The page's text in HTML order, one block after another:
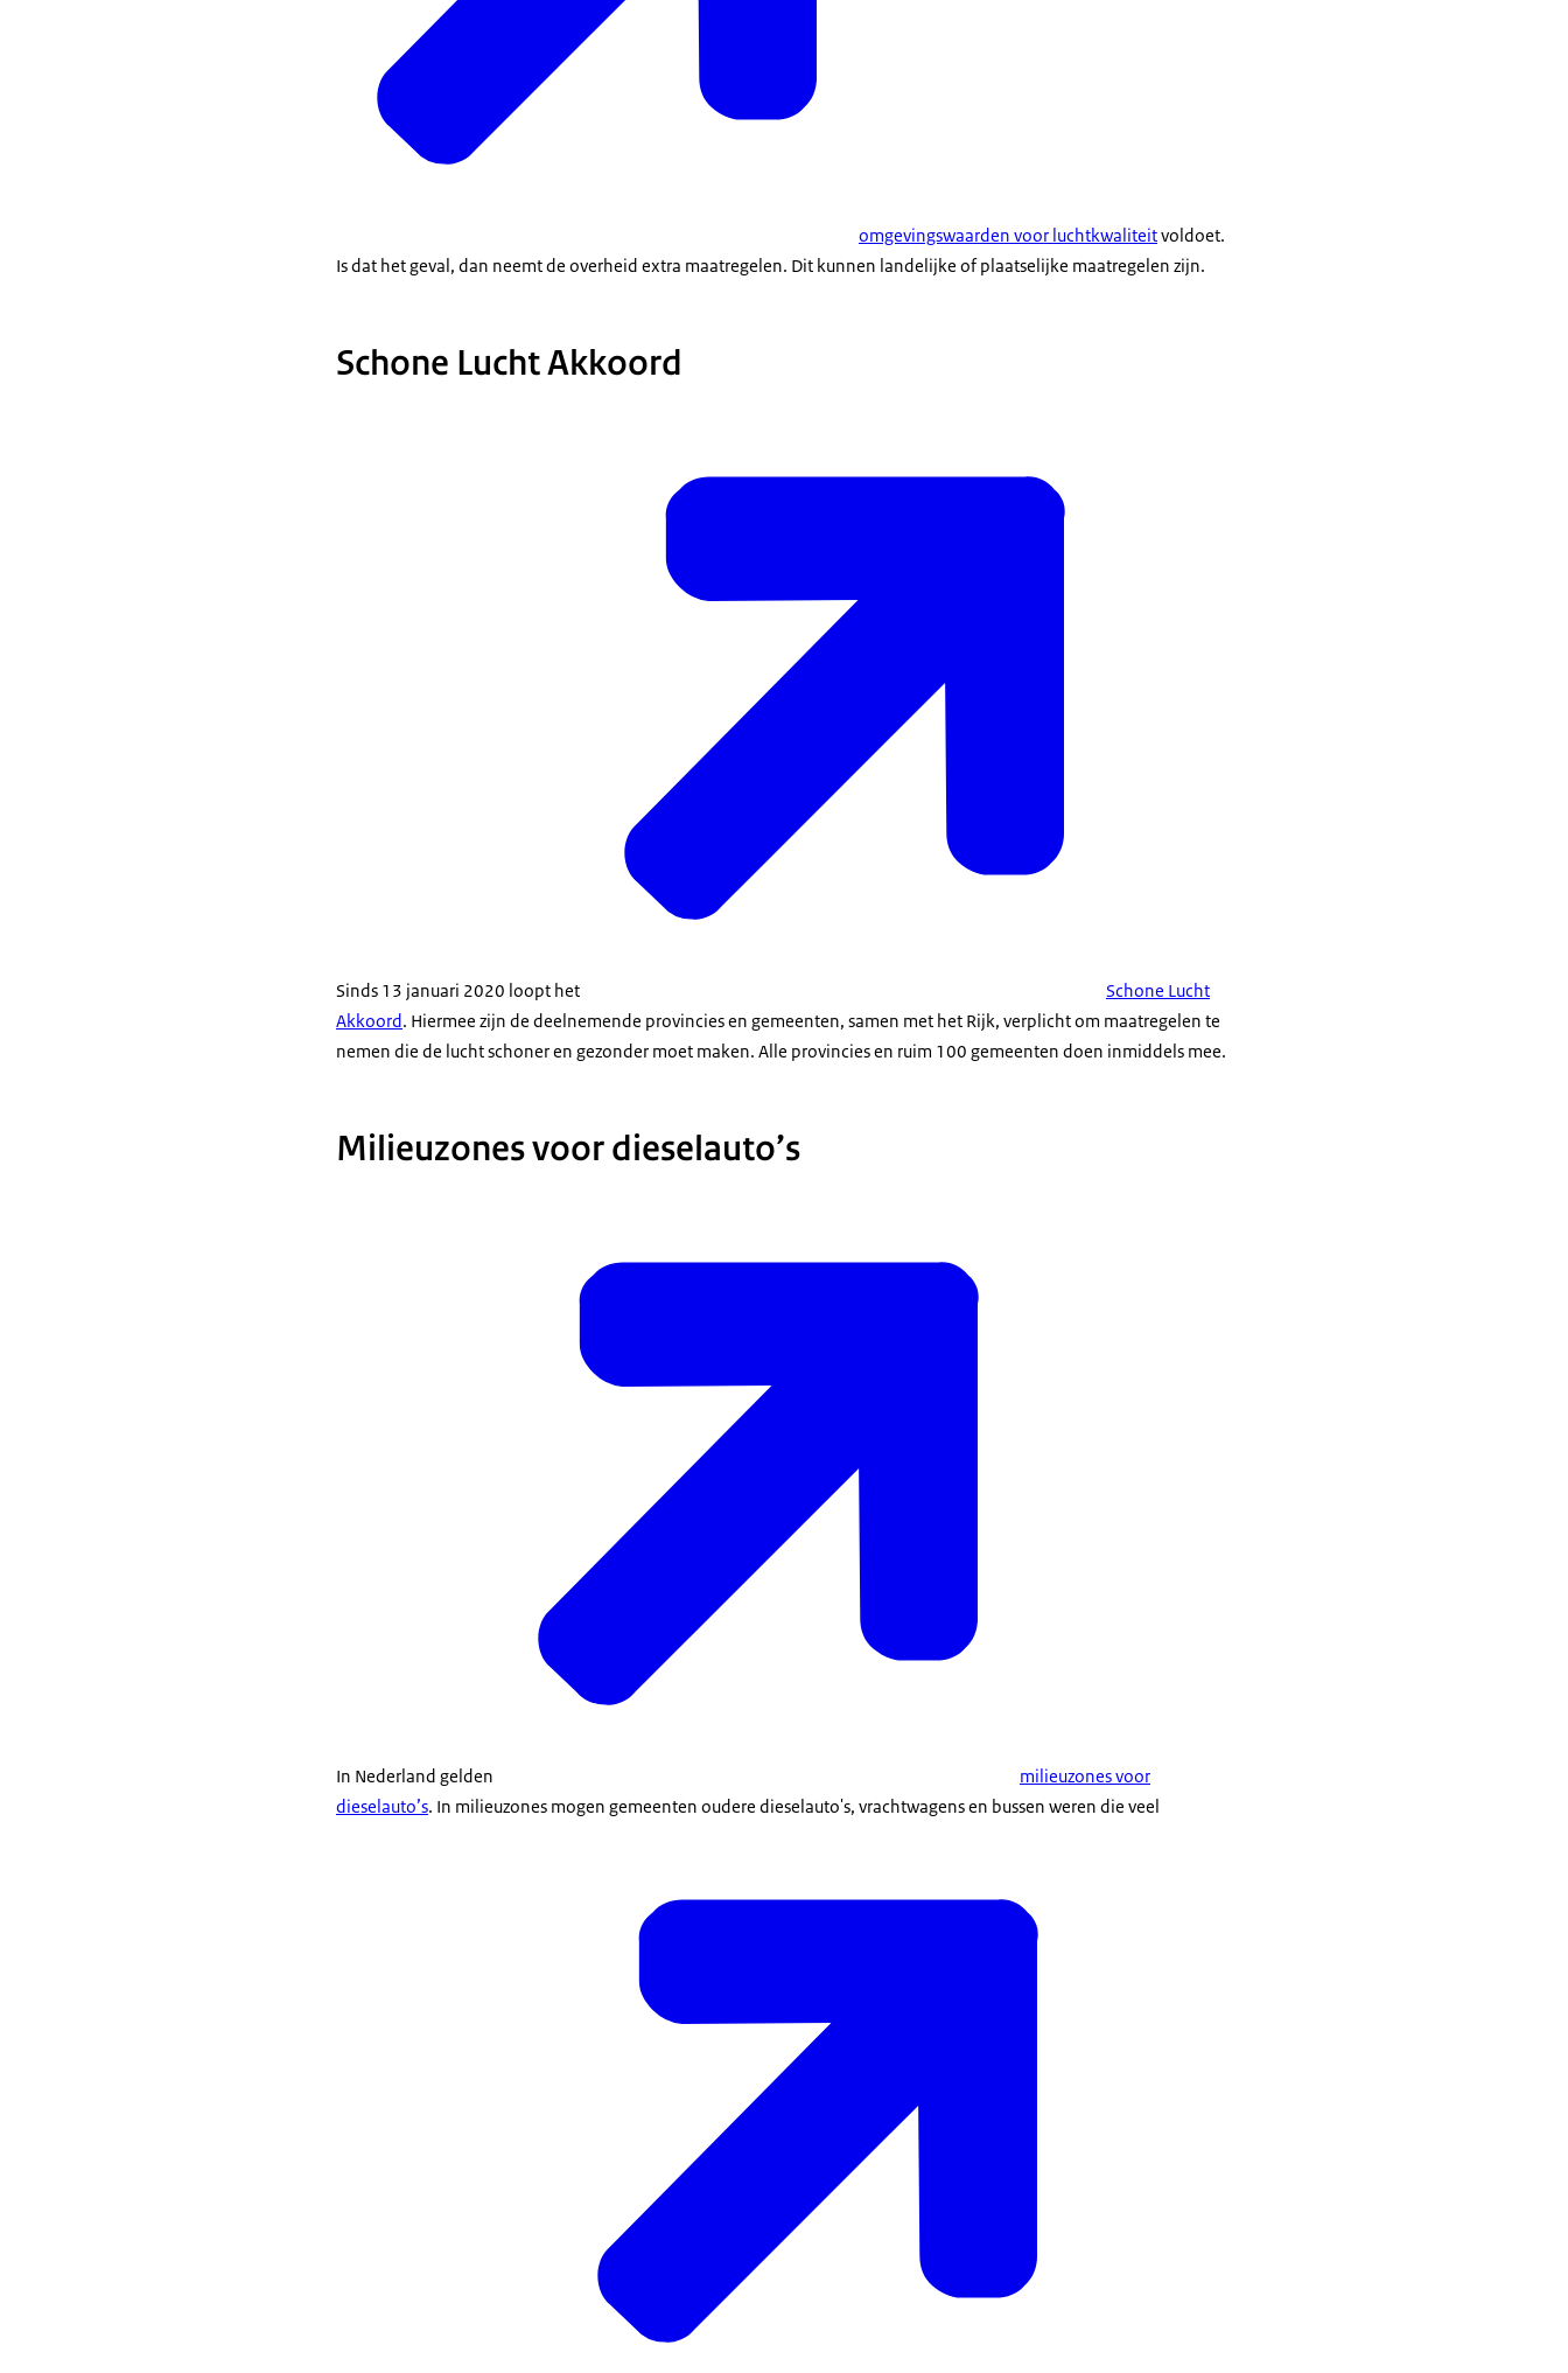
omgevingswaarden voor luchtkwaliteitvoldoet.
Is dat het geval, dan neemt de overheid extra maatregelen. Dit kunnen landelijke of plaatselijke maatregelen zijn.
Schone Lucht Akkoord
Sinds 13 januari 2020 loopt het
Schone Lucht
Akkoord. Hiermee zijn de deelnemende provincies en gemeenten, samen met het Rijk, verplicht om maatregelen te
nemen die de lucht schoner en gezonder moet maken. Alle provincies en ruim 100 gemeenten doen inmiddels mee.
Milieuzones voor dieselauto’s
In Nederland gelden
milieuzones voor
dieselauto’s. In milieuzones mogen gemeenten oudere dieselauto's, vrachtwagens en bussen weren die veel